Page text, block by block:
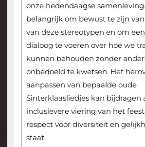
onze hedendaagse
belangrijk om bewust te zijn
van deze stereotypen en om
dialoog te voeren over hoe we
kunnen behouden zonder
onbedoeld te kwetsen. Het
aanpassen van bepaalde oude
Sinterklaasliedjes kan bijdragen
inclusievere viering van het
respect voor diversiteit en
staat.